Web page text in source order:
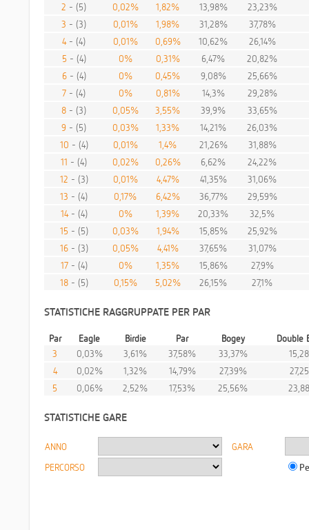
2 - (5) 0,02% 1,82% 13,98%
23,23%
3 - (3) 0,01% 1,98% 31,28%
37,78%
4- (4) 0,01% 0,69% 10,62%
26,14%
5 - (4) 0% 0,31% 6,47%
20,82%
6- (4) 0% 0,45% 9,08%
25,66%
7 - (4) 0% 0,81% 14,3%
29,28%
8 - (3) 0,05% 3,55% 39,9%
33,65%
9 - (5) 0,03% 1,33% 14,21%
26,03%
10 - (4) 0,01% 1,4% 21,26%
31,88%
11 - (4) 0,02% 0,26% 6,62%
24,22%
12 - (3) 0,01% 4,47% 41,35%
31,06%
13 - (4) 0,17% 6,42% 36,77%
29,59%
14- (4) 0% 1,39% 20,33%
32,5%
15 - (5) 0,03% 1,94% 15,85%
25,92%
16- (3) 0,05% 4,41% 37,65%
31,07%
17- (4) 0% 1,35% 15,86%
27,9%
18- (5) 0,15% 5,02% 26,15% 27,1%
STATISTICHE RAGGRUPPATE PER PAR
Par Eagle Birdie Par Bogey
Double
3
0,03% 3,61% 37,58% 33,37%
4
0,02% 1,32% 14,79% 27,39%
5
0,06% 2,52% 17,53% 25,56%
STATISTICHE GARE
ANNO
GARA
PERCORSO